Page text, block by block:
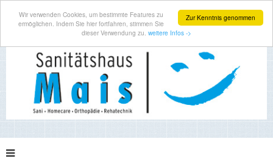
Zur Kenntnis genommen
Wir verwenden Cookies, um bestimmte Features zu
ermöglichen. Indem Sie hier fortfahren, stimmen Sie
dieser Verwendung zu. weitere Infos ->